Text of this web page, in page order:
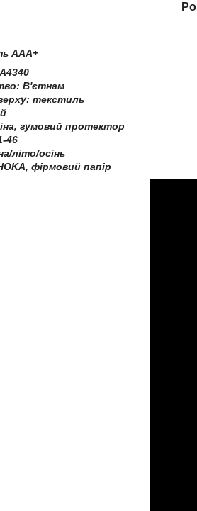
AAA+
В'єтнам
текстиль
гумовий протектор
46
літо/осінь
фірмовий папір